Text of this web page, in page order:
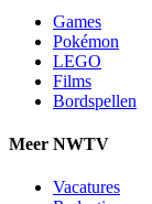
Games
Pokémon
LEGO
Films
Bordspellen
Meer NWTV
Vacatures